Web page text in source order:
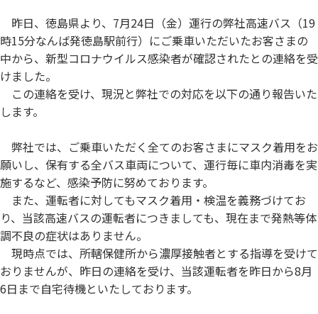
採用情報
お忘れ物のお問い合わせ
よくあるご質問
閉じる
昨日、徳島県より、7月24日（金）運行の弊社高速バス（19
時15分なんば発徳島駅前行）にご乗車いただいたお客さまの
中から、新型コロナウイルス感染者が確認されたとの連絡を受
けました。
この連絡を受け、現況と弊社での対応を以下の通り報告いた
します。
弊社では、ご乗車いただく全てのお客さまにマスク着用をお
願いし、保有する全バス車両について、運行毎に車内消毒を実
施するなど、感染予防に努めております。
また、運転者に対してもマスク着用・検温を義務づけてお
り、当該高速バスの運転者につきましても、現在まで発熱等体
調不良の症状はありません。
現時点では、所轄保健所から濃厚接触者とする指導を受けて
おりませんが、昨日の連絡を受け、当該運転者を昨日から8月
6日まで自宅待機といたしております。